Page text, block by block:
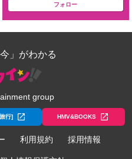
フォロー
」がわかる
group
行] HMV&BOOKS
利用規約 採用情報